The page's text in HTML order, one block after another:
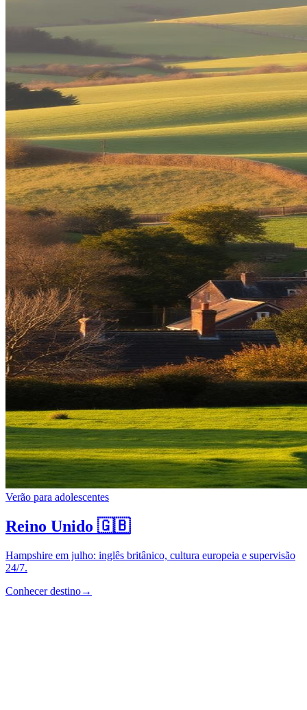
Verão para adolescentes
Reino Unido 🇬🇧
Hampshire em julho: inglês britânico, cultura europeia e supervisão
24/7.
Conhecer destino→